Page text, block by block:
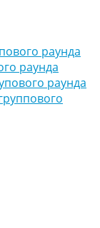
раунда
раунда
раунда